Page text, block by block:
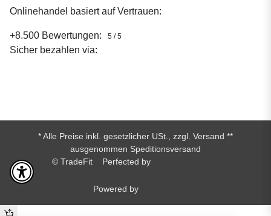
Onlinehandel basiert auf Vertrauen:
+8.500 Bewertungen: 5 / 5
Sicher bezahlen via:
* Alle Preise inkl. gesetzlicher USt., zzgl. Versand **
ausgenommen Speditionsversand
© TradeFit
Perfected by
Powered by